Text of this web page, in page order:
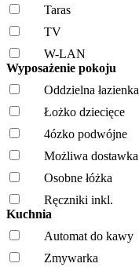
Taras
TV
W-LAN
Wyposażenie pokoju
Oddzielna łazienka
Łożko dziecięce
4ózko podwójne
Możliwa dostawka
Osobne łóżka
Ręczniki inkl.
Kuchnia
Automat do kawy
Zmywarka